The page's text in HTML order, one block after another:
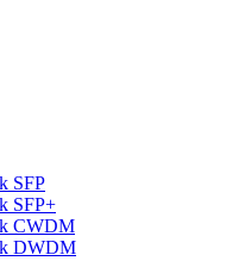
SFP
SFP+
CWDM
DWDM